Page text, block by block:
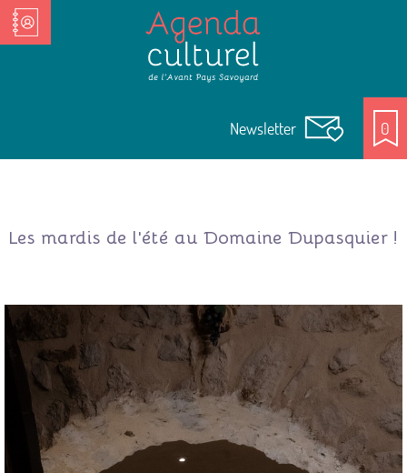
Nos Acteurs culturels
Newsletter 0
Les mardis de l'été au Domaine Dupasquier !